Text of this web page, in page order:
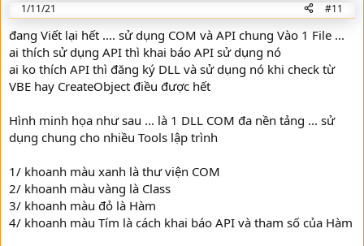
1/11/21 #11
đang Viết lại hết .... sử dụng COM và API chung Vào 1 File ...
ai thích sử dụng API thì khai báo API sử dụng nó
ai ko thích API thì đăng ký DLL và sử dụng nó khi check từ
VBE hay CreateObject điều được hết
Hình minh họa như sau ... là 1 DLL COM đa nền tảng ... sử
dụng chung cho nhiều Tools lập trình
1/ khoanh màu xanh là thư viện COM
2/ khoanh màu vàng là Class
3/ khoanh màu đỏ là Hàm
4/ khoanh màu Tím là cách khai báo API và tham số của Hàm